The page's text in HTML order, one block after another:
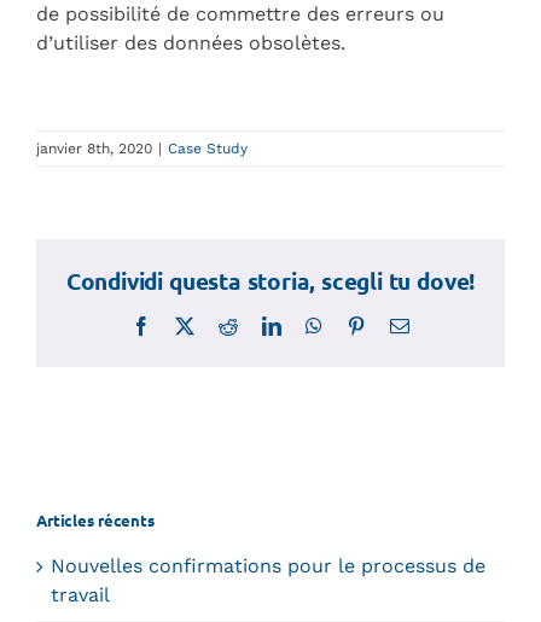
de possibilité de commettre des erreurs ou
d’utiliser des données obsolètes.
janvier 8th, 2020 | Case Study
Condividi questa storia, scegli tu dove!
Facebook RedditLinkedInWhatsApp
PinterestEmail
Articles récents
Nouvelles confirmations pour le processus de
travail